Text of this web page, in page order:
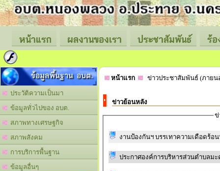
หน้าแรก ผลงานของเรา ประชาสัมพันธ์ ร้
ข้อมูลพื้นฐาน อบต.
ประวัติความเป็นมา
ข้อมูลทั่วไปของ อบต.
สภาพทางเศรษฐกิจ
สภาพสังคม
การบริการพื้นฐาน
ข้อมูลอื่นๆ
หน้าแรก ข่าวประชาสัมพันธ์ (ภาย
ข่าวย้อนหลัง
ข่
งานป้องกันฯ บรรเทาความเดือดร้